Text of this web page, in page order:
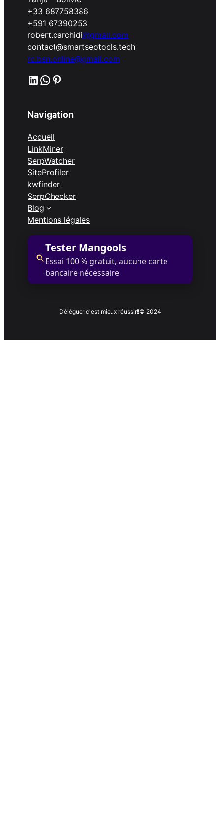
+33 687758386
+591 67390253
robert.carchidi@gmail.com
contact@smartseotools.tech
rc.bsn.online@gmail.com
LinkedIn WhatsApp Pinterest
Navigation
Accueil
LinkMiner
SerpWatcher
SiteProfiler
kwfinder
SerpChecker
Blog
Mentions légales
Tester Mangools
Essai 100 % gratuit, aucune carte
bancaire nécessaire
Déléguer c'est mieux réussir!!© 2024